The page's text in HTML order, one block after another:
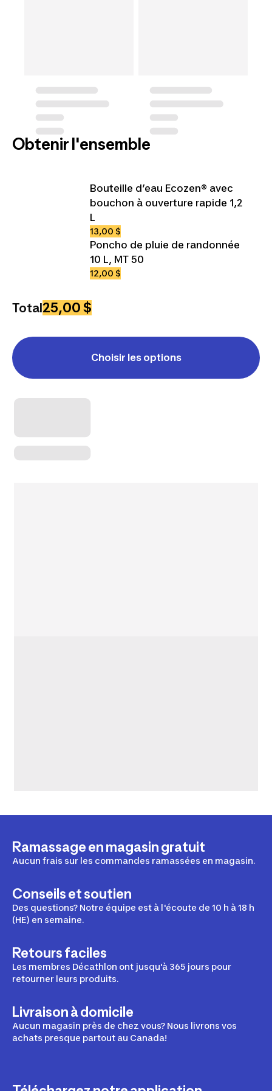
Obtenir l'ensemble
Bouteille d’eau Ecozen® avec
bouchon à ouverture rapide 1,2
L
13,00 $
Poncho de pluie de randonnée
10 L, MT 50
12,00 $
Total25,00 $
Choisir les options
Ramassage en magasin gratuit
Aucun frais sur les commandes ramassées en magasin.
Conseils et soutien
Des questions? Notre équipe est à l'écoute de 10 h à 18 h
(HE) en semaine.
Retours faciles
Les membres Décathlon ont jusqu'à 365 jours pour
retourner leurs produits.
Livraison à domicile
Aucun magasin près de chez vous? Nous livrons vos
achats presque partout au Canada!